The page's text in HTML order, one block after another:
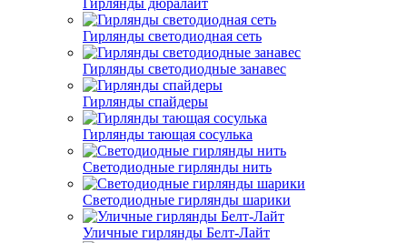
Гирлянды дюралайт
Гирлянды светодиодная сеть
Гирлянды светодиодные занавес
Гирлянды спайдеры
Гирлянды тающая сосулька
Светодиодные гирлянды нить
Светодиодные гирлянды шарики
Уличные гирлянды Белт-Лайт